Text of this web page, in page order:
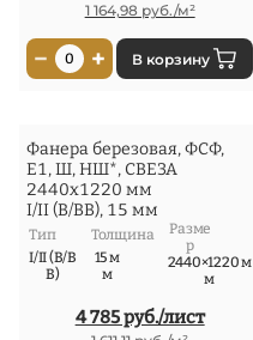
1 164,98 руб./м²
− 0 + В корзину
Фанера березовая, ФСФ,
Е1, Ш, НШ*, СВЕЗА
2440x1220 мм
I/II (В/ВВ), 15 мм
Тип
I/II (В/В
В)
Толщина
15 м
м
Разме
р
2440×1220 м
м
4 785 руб./лист